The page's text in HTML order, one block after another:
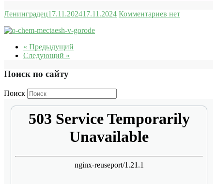
Ленинградец17.11.202417.11.2024 Комментариев нет
« Предыдущий
Следующий »
Поиск по сайту
Поиск